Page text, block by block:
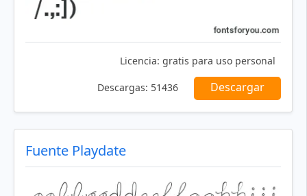
Licencia: gratis para uso personal
Descargas: 51436 Descargar
Fuente Playdate